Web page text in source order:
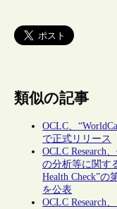
類似の記事
OCLC、
で正式リリース
OCLC Research
の分析等に関す
Health Check”の
を公表
OCLC Research